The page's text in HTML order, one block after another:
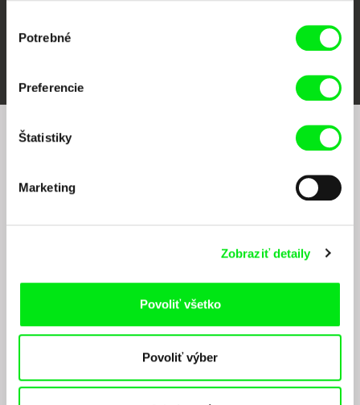
súhlasu
Potrebné
Preferencie
Štatistiky
Marketing
Zobraziť detaily
Povoliť všetko
Povoliť výber
FIDMarseille
Chcete byť pravidelne informovaní o našom
elektronickými prostriedkami a súvisiacim spracovaním osobných údajov na účely
Zásady spracovania osobných údajov
realizácií priameho marketingu.